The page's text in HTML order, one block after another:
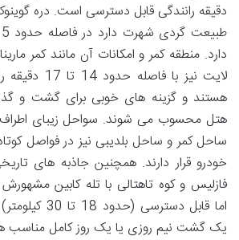
دقیقه رانندگی قابل دسترسی است. دره
دارد. منطقه کمر و امکانات آن مانند کمر
لایت نیز با
هستند و گزینه های خوبی برای گشت و
هتل محسوب می شوند. سواحل زیبای
خودرو قرار دارند. همچنین جاذبه های
فازلیس و کوه تاهتالی با تله کابین
اما قابل
یک گشت نیم روزی یا یک روز کامل مناسب